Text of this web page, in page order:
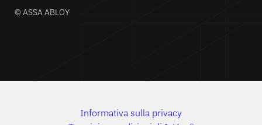
© ASSA ABLOY
Informativa sulla privacy